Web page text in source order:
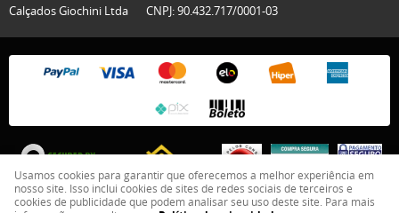
Calçados Giochini Ltda CNPJ: 90.432.717/0001-03
Usamos cookies para garantir que oferecemos a melhor experiência em
nosso site. Isso inclui cookies de sites de redes sociais de terceiros e
cookies de publicidade que podem analisar seu uso deste site. Para mais